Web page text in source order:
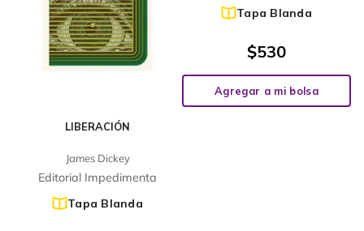
LIBERACIÓN
James Dickey
Editorial Impedimenta
Tapa Blanda
Tapa Blanda
$530
Agregar a mi bolsa